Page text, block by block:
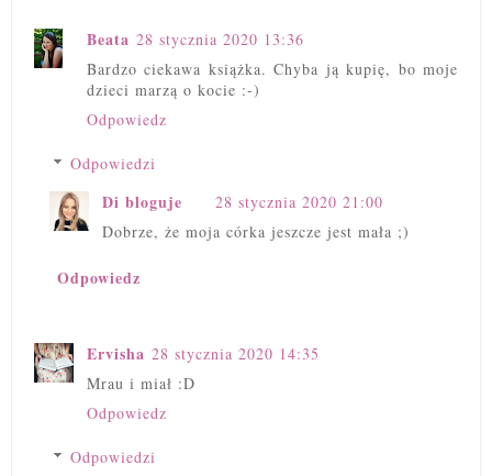
Beata 28 stycznia 2020 13:36
Bardzo ciekawa książka. Chyba ją kupię, bo moje
dzieci marzą o kocie :-)
Odpowiedz
Odpowiedzi
Di bloguje
28 stycznia 2020 21:00
Dobrze, że moja córka jeszcze jest mała ;)
Odpowiedz
Ervisha 28 stycznia 2020 14:35
Mrau i miał :D
Odpowiedz
Odpowiedzi